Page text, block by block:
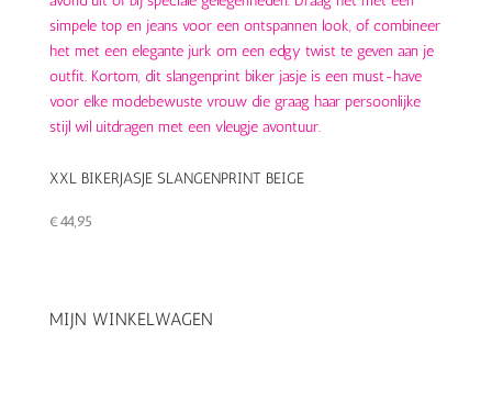
XXL BIKERJASJE SLANGENPRINT BEIGE
€44,95
MIJN WINKELWAGEN